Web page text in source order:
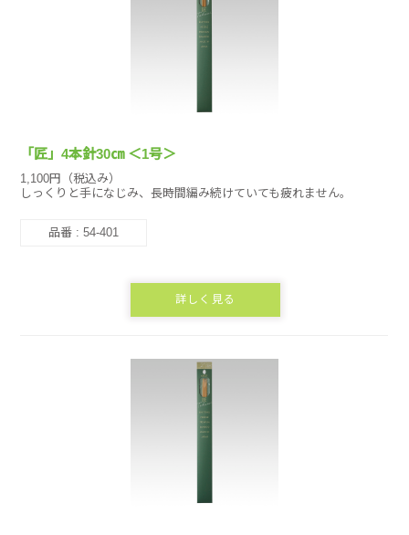
「匠」4本針30㎝ ＜1号＞
1,100円（税込み）
しっくりと手になじみ、長時間編み続けていても疲れません。
品番 : 54-401
詳しく見る